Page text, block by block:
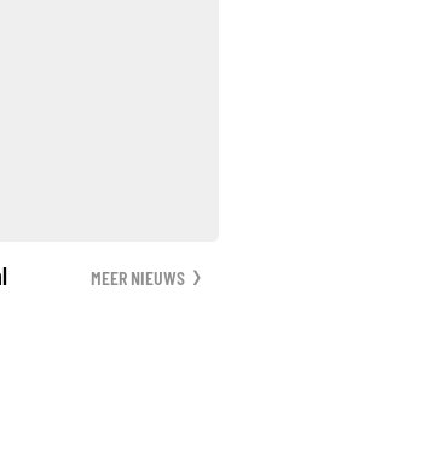
MEER NIEUWS